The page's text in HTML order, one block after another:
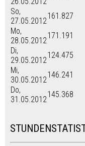
So,
27.05.2012
161.827
Mo,
28.05.2012
171.191
Di,
29.05.2012
124.475
Mi,
30.05.2012
146.241
Do,
31.05.2012
145.368